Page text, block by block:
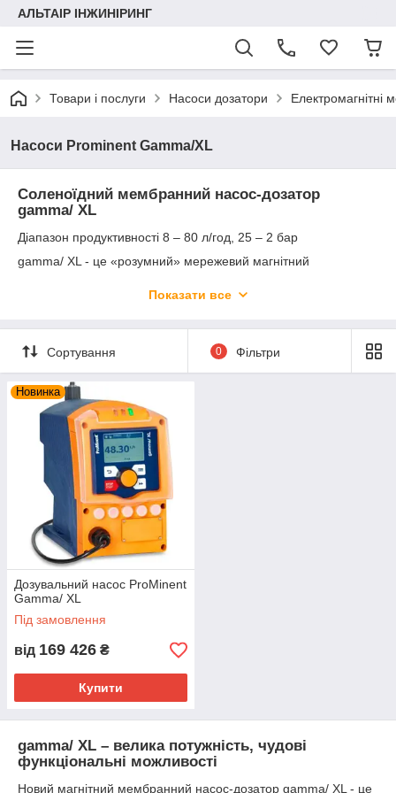
АЛЬТАІР ІНЖИНІРИНГ
Товари і послуги Насоси дозатори Електромагнітні
Насоси Prominent Gamma/XL
Соленоїдний мембранний насос-дозатор
gamma/ ХL
Діапазон продуктивності 8 – 80 л/год, 25 – 2 бар
gamma/ XL - це «розумний» мережевий магнітний
новымимасштабами продуктивності, надійності і
Показати все
Сортування 0 Фільтри
Новинка
Дозувальний насос ProMinent
Gamma/ XL
Під замовлення
від 169 426 ₴
Купити
gamma/ XL – велика потужність, чудові
функціональні можливості
Новий магнітний мембранний насос-дозатор gamma/ XL - це